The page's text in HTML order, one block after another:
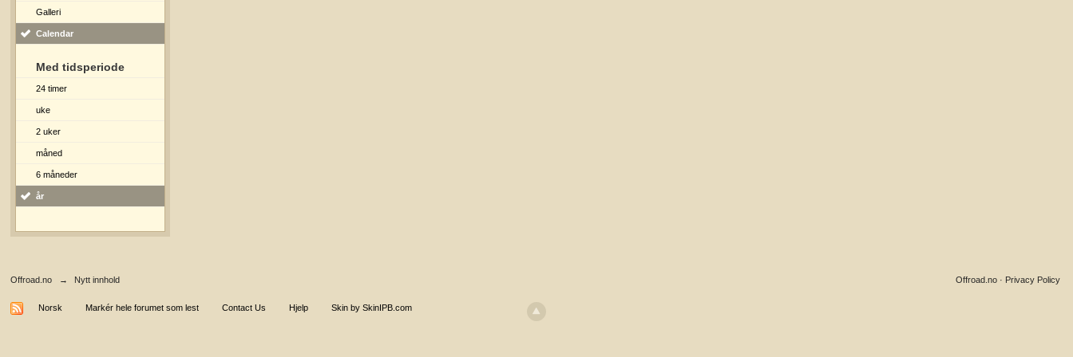
Galleri
Calendar
Med tidsperiode
24 timer
uke
2 uker
måned
6 måneder
år
Offroad.no → Nytt innhold Privacy Policy
Offroad.no ·
Norsk Markér hele forumet som lest Contact Us Hjelp Skin by SkinIPB.com